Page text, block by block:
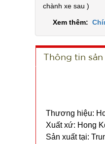
chành xe sau )
Xem thêm:
Thông tin sản
Thương hiệu:
Xuất xứ: Hong
Sản xuất tại: